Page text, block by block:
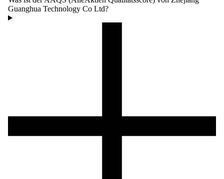
Guanghua Technology Co Ltd?